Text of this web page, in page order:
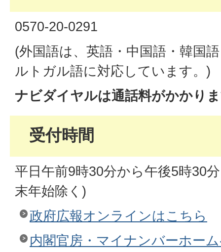
0570-20-0291
(外国語は、英語・中国語・韓国
ルトガル語に対応しています。)
ナビダイヤルは通話料がかかり
受付時間
平日午前9時30分から午後5時30
末年始除く)
政府広報オンラインはこちら
内閣官房・マイナンバーホー